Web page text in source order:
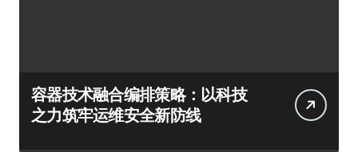
容器技术融合编排策略：以科技
之力筑牢运维安全新防线